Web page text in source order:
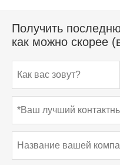
Получить
как можно скорее